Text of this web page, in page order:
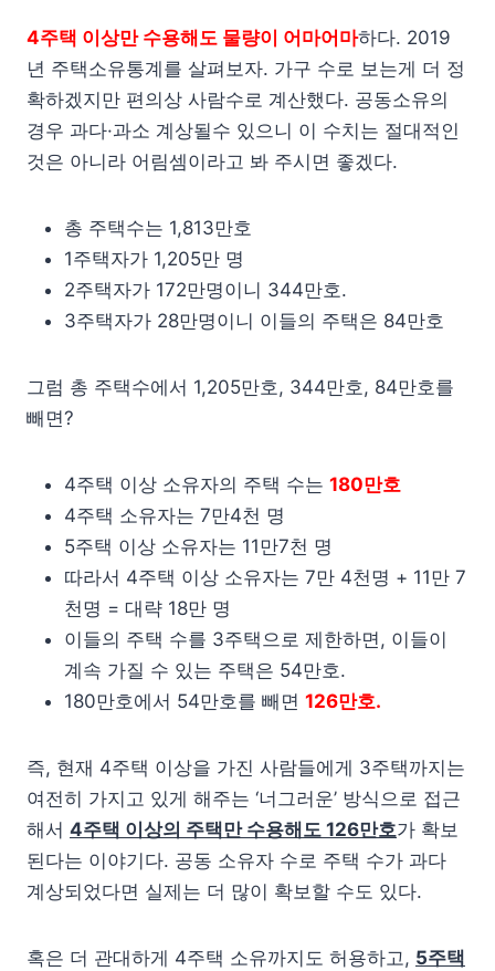
4주택 이상만 수용해도 물량이 어마어마하다. 2019
년 주택소유통계를 살펴보자. 가구 수로 보는게 더 정
확하겠지만 편의상 사람수로 계산했다. 공동소유의
경우 과다·과소 계상될수 있으니 이 수치는 절대적인
것은 아니라 어림셈이라고 봐 주시면 좋겠다.
총 주택수는 1,813만호
1주택자가 1,205만 명
2주택자가 172만명이니 344만호.
3주택자가 28만명이니 이들의 주택은 84만호
그럼 총 주택수에서 1,205만호, 344만호, 84만호를
빼면?
4주택 이상 소유자의 주택 수는 180만호
4주택 소유자는 7만4천 명
5주택 이상 소유자는 11만7천 명
따라서 4주택 이상 소유자는 7만 4천명 + 11만 7
천명 = 대략 18만 명
이들의 주택 수를 3주택으로 제한하면, 이들이
계속 가질 수 있는 주택은 54만호.
180만호에서 54만호를 빼면 126만호.
즉, 현재 4주택 이상을 가진 사람들에게 3주택까지는
여전히 가지고 있게 해주는 ‘너그러운’ 방식으로 접근
해서 4주택 이상의 주택만 수용해도 126만호가 확보
된다는 이야기다. 공동 소유자 수로 주택 수가 과다
계상되었다면 실제는 더 많이 확보할 수도 있다.
혹은 더 관대하게 4주택 소유까지도 허용하고, 5주택